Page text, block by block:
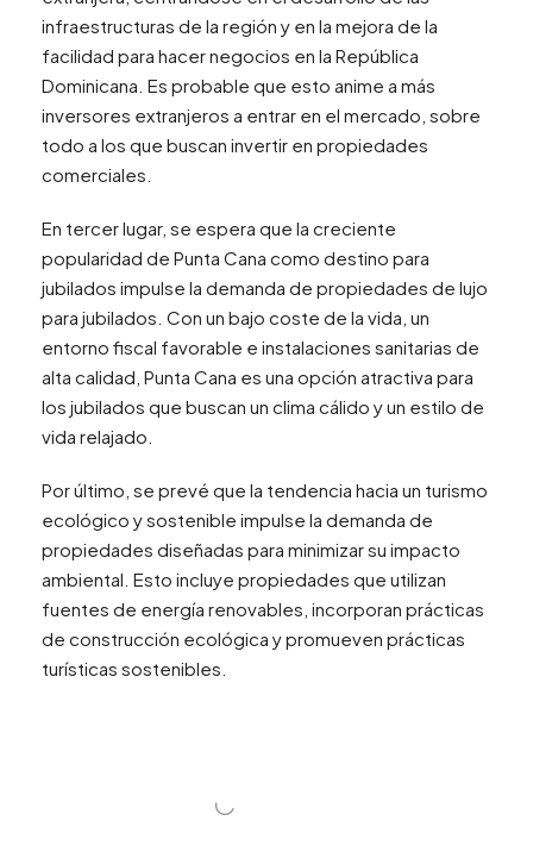
infraestructuras de la región y en la mejora de la
facilidad para hacer negocios en la República
Dominicana. Es probable que esto anime a más
inversores extranjeros a entrar en el mercado, sobre
todo a los que buscan invertir en propiedades
comerciales.
En tercer lugar, se espera que la creciente
popularidad de Punta Cana como destino para
jubilados impulse la demanda de propiedades de lujo
para jubilados. Con un bajo coste de la vida, un
entorno fiscal favorable e instalaciones sanitarias de
alta calidad, Punta Cana es una opción atractiva para
los jubilados que buscan un clima cálido y un estilo de
vida relajado.
Por último, se prevé que la tendencia hacia un turismo
ecológico y sostenible impulse la demanda de
propiedades diseñadas para minimizar su impacto
ambiental. Esto incluye propiedades que utilizan
fuentes de energía renovables, incorporan prácticas
de construcción ecológica y promueven prácticas
turísticas sostenibles.